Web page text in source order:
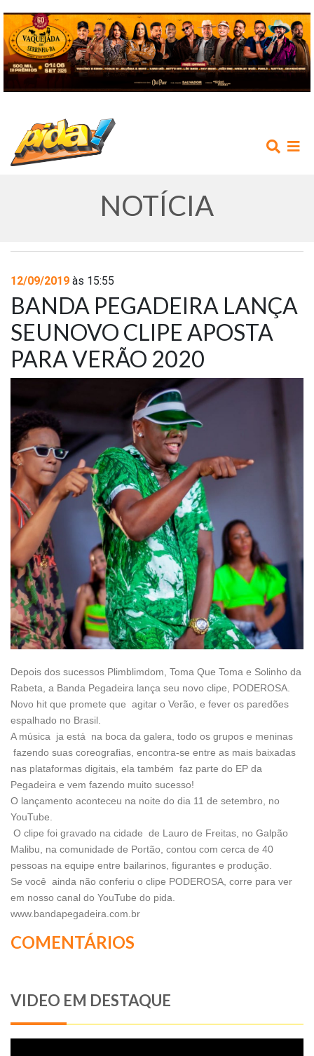
AGENDA
NOTÍCIAS
VÍDEOS
PROMOÇÕES
CONTATO
NOTÍCIA
12/09/2019 às 15:55
BANDA PEGADEIRA LANÇA
SEUNOVO CLIPE APOSTA
PARA VERÃO 2020
Depois dos sucessos Plimblimdom, Toma Que Toma e Solinho da
Rabeta, a Banda Pegadeira lança seu novo clipe, PODEROSA.
Novo hit que promete que agitar o Verão, e fever os paredões
espalhado no Brasil.
A música ja está na boca da galera, todo os grupos e meninas
fazendo suas coreografias, encontra-se entre as mais baixadas
nas plataformas digitais, ela também faz parte do EP da
Pegadeira e vem fazendo muito sucesso!
O lançamento aconteceu na noite do dia 11 de setembro, no
YouTube.
O clipe foi gravado na cidade de Lauro de Freitas, no Galpão
Malibu, na comunidade de Portão, contou com cerca de 40
pessoas na equipe entre bailarinos, figurantes e produção.
Se você ainda não conferiu o clipe PODEROSA, corre para ver
em nosso canal do YouTube do pida.
www.bandapegadeira.com.br
COMENTÁRIOS
VIDEO EM DESTAQUE